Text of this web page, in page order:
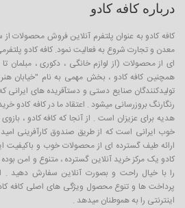
درباره کافه کادو
معدن و تجارت شروع به فعالیت نمود. کافه کادو
ای از محصولات (از لوازم خانگی ، دکوری ، مبلمان
همچنین کافه کادو ، بخش مهمی به نام "خیابان
تولیدکنندگان صنایع دستی و دستآفریده های ایرانی
رنگارنگ بروزرسانی میشود . اعتقاد ما در کافه کادو
خوب ایرانی است که از طریق صندوق کارآفرینی
ارائه طیف گسترده ای از محصولات خوب و باکیفیت
کادو یک مرکز خرید آنلاین گسترده ، متنوع و امن بوده
را با خیال راحت و بصورت آنلاین سفارش دهید .
پرداخت ها و تنوع محصول ویژگی های اصلی کافه
اینترنتی را به هموطنان میدهد .